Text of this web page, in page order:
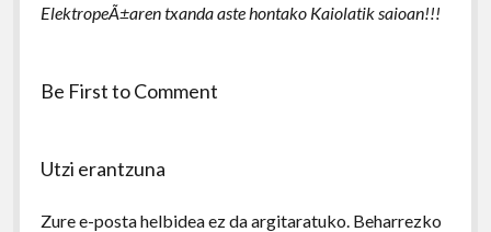
ElektropeÃ±aren txanda aste hontako Kaiolatik saioan!!!
Be First to Comment
Utzi erantzuna
Zure e-posta helbidea ez da argitaratuko. Beharrezko